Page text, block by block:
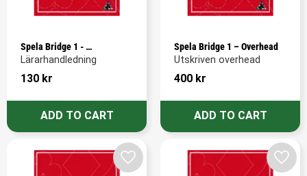
Spela Bridge 1 -
Lärarhandledning
Lärarhandledning
130 kr
Spela Bridge 1 – Overhead
Utskriven overhead
400 kr
Add to favorites Add